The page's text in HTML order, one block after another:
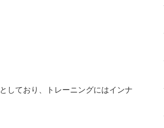
しており、トレーニングにはインナ